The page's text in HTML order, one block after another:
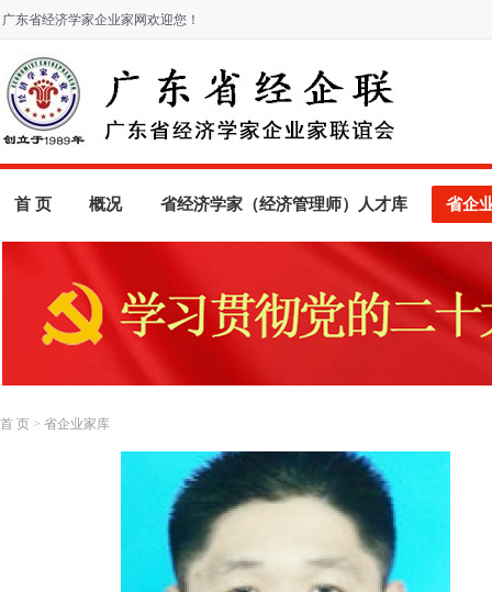
广东省经济学家企业家网欢迎您！
首 页 概况 省经济学家（经济管理师）人才库 省企
首 页 > 省企业家库